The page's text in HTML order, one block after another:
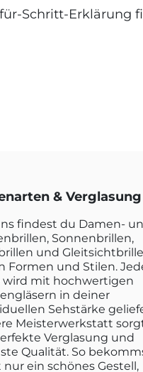
Schritt-Erklärung
& Verglasung
findest du Damen-
Sonnenbrillen,
und
Formen und Stilen.
wird mit hochwertigen
in deiner
Sehstärke
Meisterwerkstatt
Verglasung und
Qualität. So
ein schönes Gestell,